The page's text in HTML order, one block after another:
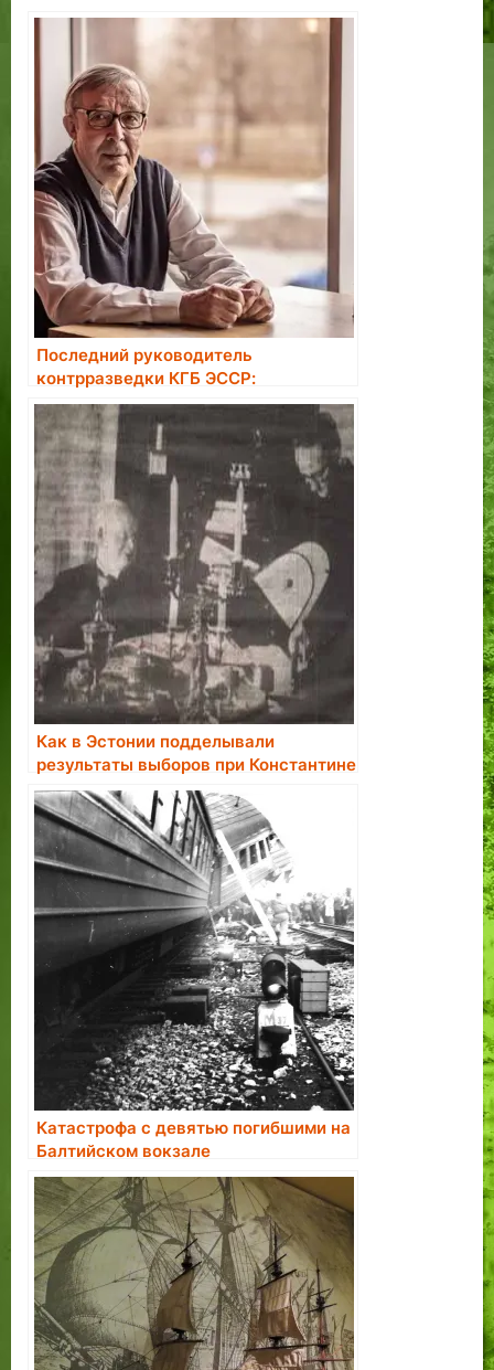
Последний руководитель
контрразведки КГБ ЭССР:
большинство завербованных в
агенты считали это большой честью
Как в Эстонии подделывали
результаты выборов при Константине
Пятсе.
Катастрофа с девятью погибшими на
Балтийском вокзале